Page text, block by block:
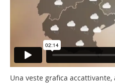
Una veste grafica